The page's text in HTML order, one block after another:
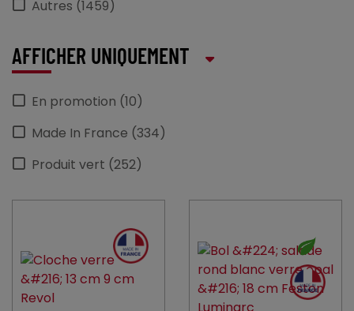
BARTSCHER (1)
BEQUET (6)
BORMIOLI_ROCCO (12)
CAMBRO (4)
CANDOLA (14)
caray (3)
CGMP (5)
CHAUD_DEVANT (1)
CHEF_SOMMELIER (6)
churchill (128)
Autres (1459)
AFFICHER UNIQUEMENT
En promotion (10)
Made In France (334)
Produit vert (252)